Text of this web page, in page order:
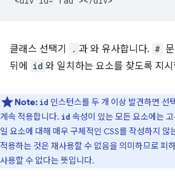
클래스 선택기 . 과 와 유사합니다. #
뒤에
id 와 일치하는 요소를 찾도록 지
Note: id 인스턴스를 두 개 이상 발견하면 선
계속 적용합니다. id 속성이 있는 모든 요소에는
일 요소에 대해 매우 구체적인 CSS를 작성하지 않
적용하는 것은 재사용할 수 없음을 의미하므로 피
사용할 수 없다는 뜻입니다.